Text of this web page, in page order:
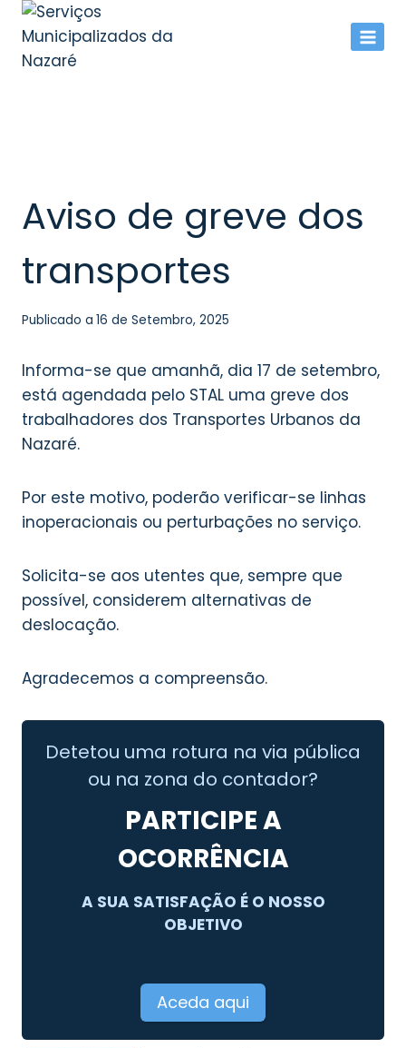
Skip
content
Aviso de greve dos
transportes
Publicado a 16 de Setembro, 2025
Informa-se que amanhã, dia 17 de setembro,
está agendada pelo STAL uma greve dos
trabalhadores dos Transportes Urbanos da
Nazaré.
Por este motivo, poderão verificar-se linhas
inoperacionais ou perturbações no serviço.
Solicita-se aos utentes que, sempre que
possível, considerem alternativas de
deslocação.
Agradecemos a compreensão.
Detetou uma rotura na via pública
ou na zona do contador?
PARTICIPE A
OCORRÊNCIA
A SUA SATISFAÇÃO É O NOSSO
OBJETIVO
Aceda aqui